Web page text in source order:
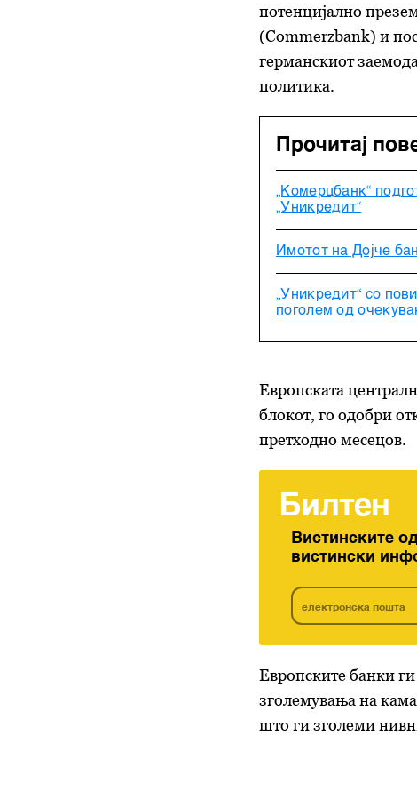
потенцијално
(Commerzbank) и
германскиот
политика.
Прочитај
„Комерцбанк“
„Уникредит“
Имотот на Дојче
„Уникредит“ со
поголем од
Европската
блокот, го одобри
претходно месецов.
Билтен
Вистинските
вистински
Европските банки ги
зголемувања на
што ги зголеми